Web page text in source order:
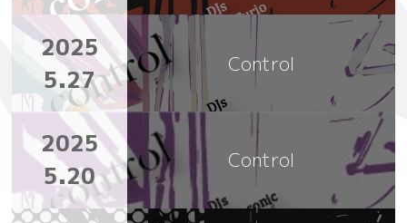
2025
5.27
Control
2025
5.20
Control